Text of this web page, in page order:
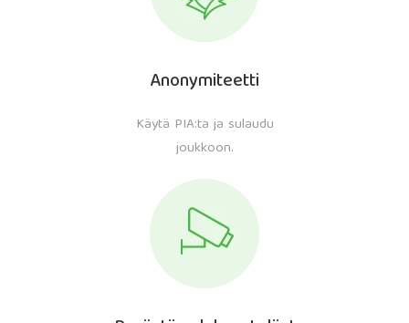
Anonymiteetti
Käytä PIA:ta ja sulaudu
joukkoon.